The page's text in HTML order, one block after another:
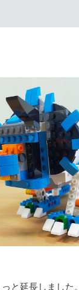
と延長しました。